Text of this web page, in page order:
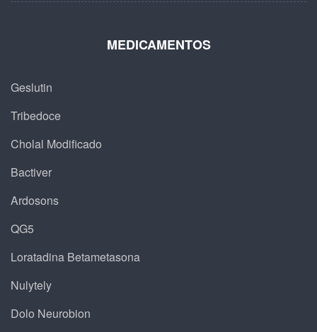
MEDICAMENTOS
Geslutin
Tribedoce
Cholal Modificado
Bactiver
Ardosons
QG5
Loratadina Betametasona
Nulytely
Dolo Neurobion